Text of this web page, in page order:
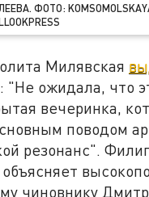
ФОТО:
Милявская
ожидала, что
вечеринка,
поводом
резонанс".
чиновнику